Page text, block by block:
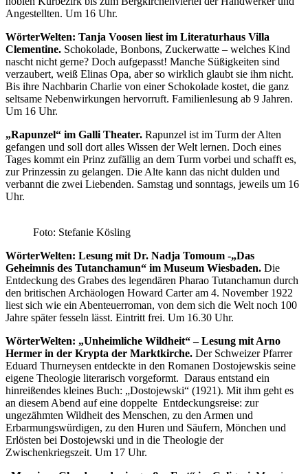
Angestellten. Um 16 Uhr.
WörterWelten: Tanja Voosen liest im Literaturhaus Villa
Clementine. Schokolade, Bonbons, Zuckerwatte – welches Kind
nascht nicht gerne? Doch aufgepasst! Manche Süßigkeiten sind
verzaubert, weiß Elinas Opa, aber so wirklich glaubt sie ihm nicht.
Bis ihre Nachbarin Charlie von einer Schokolade kostet, die ganz
seltsame Nebenwirkungen hervorruft. Familienlesung ab 9 Jahren.
Um 16 Uhr.
„Rapunzel“ im Galli Theater. Rapunzel ist im Turm der Alten
gefangen und soll dort alles Wissen der Welt lernen. Doch eines
Tages kommt ein Prinz zufällig an dem Turm vorbei und schafft es,
zur Prinzessin zu gelangen. Die Alte kann das nicht dulden und
verbannt die zwei Liebenden. Samstag und sonntags, jeweils um 16
Uhr.
Foto: Stefanie Kösling
WörterWelten: Lesung mit Dr. Nadja Tomoum -„Das
Geheimnis des Tutanchamun“ im Museum Wiesbaden. Die
Entdeckung des Grabes des legendären Pharao Tutanchamun durch
den britischen Archäologen Howard Carter am 4. November 1922
liest sich wie ein Abenteuerroman, von dem sich die Welt noch 100
Jahre später fesseln lässt. Eintritt frei. Um 16.30 Uhr.
WörterWelten: „Unheimliche Wildheit“ – Lesung mit Arno
Hermer in der Krypta der Marktkirche. Der Schweizer Pfarrer
Eduard Thurneysen entdeckte in den Romanen Dostojewskis seine
eigene Theologie literarisch vorgeformt. Daraus entstand ein
hinreißendes kleines Buch: „Dostojewski“ (1921). Mit ihm geht es
an diesem Abend auf eine doppelte Entdeckungsreise: zur
ungezähmten Wildheit des Menschen, zu den Armen und
Erbarmungswürdigen, zu den Huren und Säufern, Mönchen und
Erlösten bei Dostojewski und in die Theologie der
Zwischenkriegszeit. Um 17 Uhr.